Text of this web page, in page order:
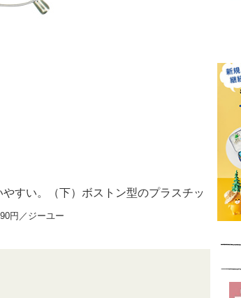
すい。（下）ボストン型のプラスチッ
円／ジーユー